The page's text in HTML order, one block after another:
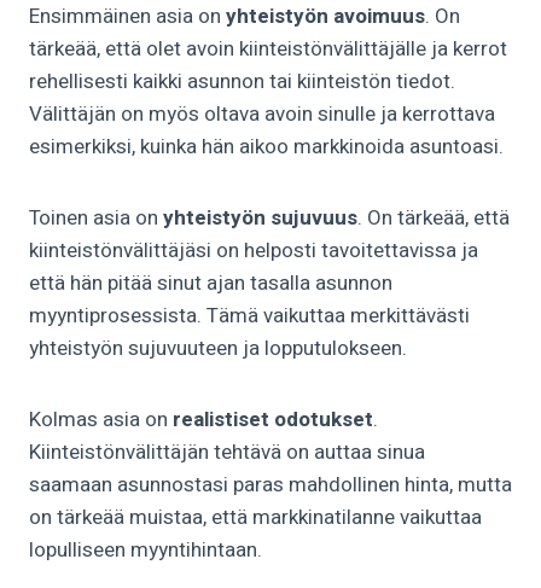
Ensimmäinen asia on yhteistyön avoimuus. On
tärkeää, että olet avoin kiinteistönvälittäjälle ja kerrot
rehellisesti kaikki asunnon tai kiinteistön tiedot.
Välittäjän on myös oltava avoin sinulle ja kerrottava
esimerkiksi, kuinka hän aikoo markkinoida asuntoasi.
Toinen asia on yhteistyön sujuvuus. On tärkeää, että
kiinteistönvälittäjäsi on helposti tavoitettavissa ja
että hän pitää sinut ajan tasalla asunnon
myyntiprosessista. Tämä vaikuttaa merkittävästi
yhteistyön sujuvuuteen ja lopputulokseen.
Kolmas asia on realistiset odotukset.
Kiinteistönvälittäjän tehtävä on auttaa sinua
saamaan asunnostasi paras mahdollinen hinta, mutta
on tärkeää muistaa, että markkinatilanne vaikuttaa
lopulliseen myyntihintaan.